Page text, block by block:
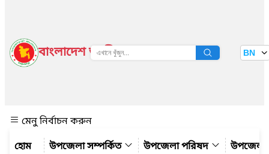
বাংলাদেশ জাতীয় তথ্য বাতায়ন BN
মেনু নির্বাচন করুন
উপজেলা সম্পর্কিত
উপজেলা পরিষদ উপজেলা